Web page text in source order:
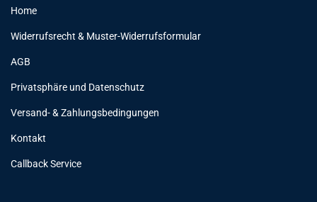
Home
Widerrufsrecht & Muster-Widerrufsformular
AGB
Privatsphäre und Datenschutz
Versand- & Zahlungsbedingungen
Kontakt
Callback Service